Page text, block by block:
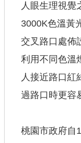
人眼生理視覺
3000K色溫黃
交叉路口處佈
利用不同色溫
人接近路口紅
過路口時更容
桃園市政府自